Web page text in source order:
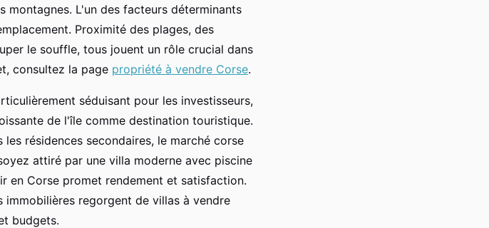
montagnes. L'un des facteurs déterminants
Proximité des plages, des
le souffle, tous jouent un rôle crucial dans
consultez la page propriété à vendre Corse.
séduisant pour les investisseurs,
de l'île comme destination touristique.
résidences secondaires, le marché corse
attiré par une villa moderne avec piscine
en Corse promet rendement et satisfaction.
immobilières regorgent de villas à vendre
budgets.